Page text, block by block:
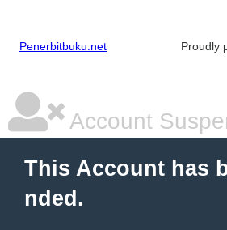
Penerbitbuku.net Proudly
Account
This Account has
nded.